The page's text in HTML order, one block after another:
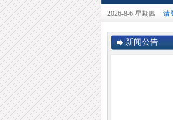
2026-8-6 星期四 请
新闻公告